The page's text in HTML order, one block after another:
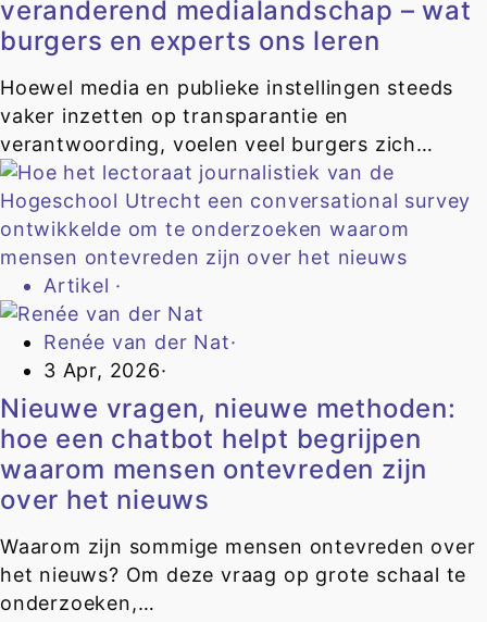
veranderend medialandschap – wat
burgers en experts ons leren
Hoewel media en publieke instellingen steeds
vaker inzetten op transparantie en
verantwoording, voelen veel burgers zich…
Artikel ·
Renée van der Nat·
3 Apr, 2026·
Nieuwe vragen, nieuwe methoden:
hoe een chatbot helpt begrijpen
waarom mensen ontevreden zijn
over het nieuws
Waarom zijn sommige mensen ontevreden over
het nieuws? Om deze vraag op grote schaal te
onderzoeken,…